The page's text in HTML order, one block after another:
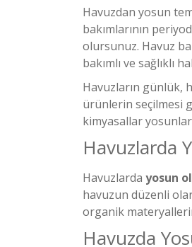
Havuzdan yosun
bakımlarının
olursunuz. Havuz
bakımlı ve sağlıklı
Havuzların günlük,
ürünlerin seçilmesi
kimyasallar
Havuzlarda
Havuzlarda yosun
havuzun düzenli
organik
Havuzda